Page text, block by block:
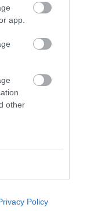
app.
other
Policy
το τέλος